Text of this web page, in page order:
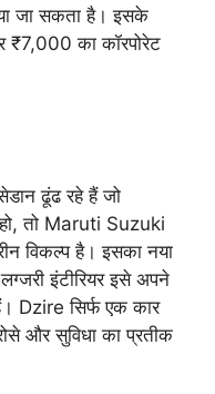
जा सकता है। इसके
का कॉरपोरेट
ढूंढ रहे हैं जो
तो Maruti Suzuki
विकल्प है। इसका नया
इंटीरियर इसे अपने
Dzire सिर्फ एक कार
और सुविधा का प्रतीक